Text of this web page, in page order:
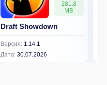
281.8
MB
Draft Showdown
Версия: 1.14.1
Дата: 30.07.2026